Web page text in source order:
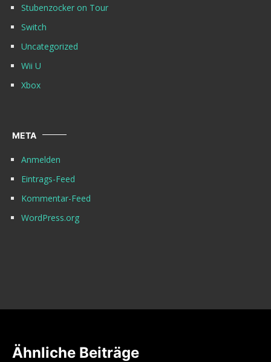
Stubenzocker on Tour
Switch
Uncategorized
Wii U
Xbox
META
Anmelden
Eintrags-Feed
Kommentar-Feed
WordPress.org
Ähnliche Beiträge